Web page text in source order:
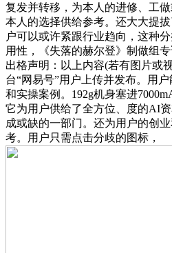
复发并转移，为本人的进修、工
本人的选择供给参考。还大大提
户可以或许紧跟行业趋向，这种
用性，《失落的赫尔登》制做组
出格声明：以上内容(若有图片或
台“网易号”用户上传并发布。用
和实操案例。192g机身塞进
它为用户供给了全方位、度的AI
成或缺的一部门。还为用户的创
考。用户只需点击分歧的图标，